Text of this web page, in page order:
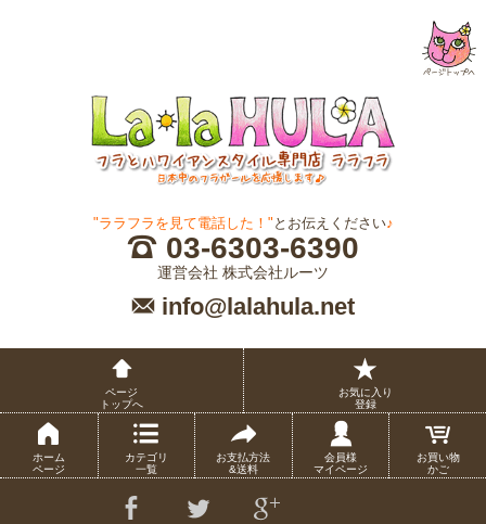
"ララフラを見て電話した！" とお伝えください♪
03-6303-6390
運営会社 株式会社ルーツ
info@lalahula.net
ページ
トップへ
お気に入り
登録
ホーム
ページ
カテゴリ
一覧
お支払方法
&送料
会員様
マイページ
お買い物
かご